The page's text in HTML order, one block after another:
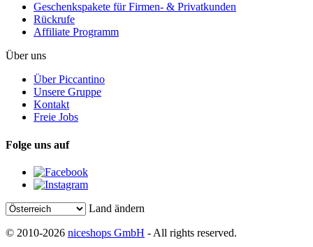
Geschenkspakete für Firmen- & Privatkunden
Rückrufe
Affiliate Programm
Über uns
Über Piccantino
Unsere Gruppe
Kontakt
Freie Jobs
Folge uns auf
Land ändern
© 2010-2026 niceshops GmbH - All rights reserved.